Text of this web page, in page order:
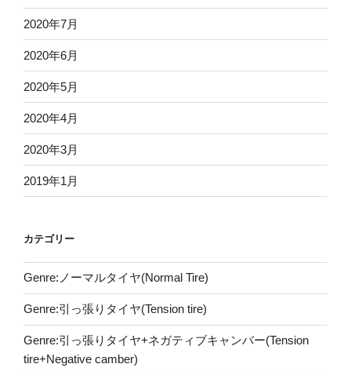
2020年7月
2020年6月
2020年5月
2020年4月
2020年3月
2019年1月
カテゴリー
Genre:ノーマルタイヤ(Normal Tire)
Genre:引っ張りタイヤ(Tension tire)
Genre:引っ張りタイヤ+ネガティブキャンバー(Tension
tire+Negative camber)